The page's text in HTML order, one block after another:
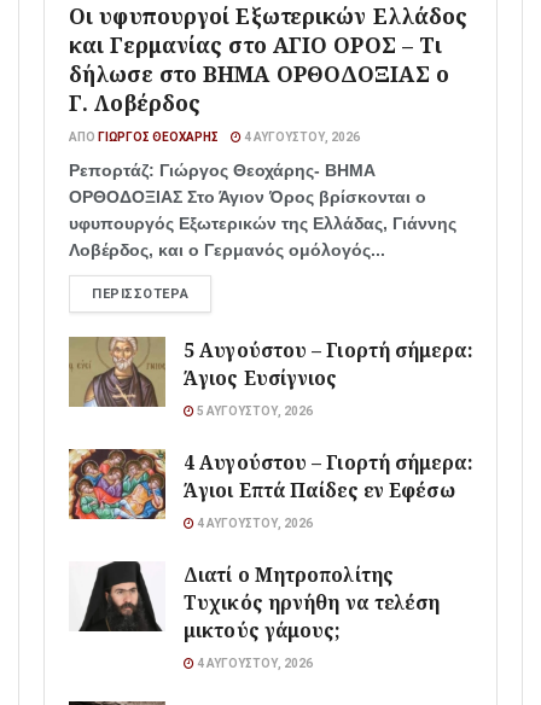
Οι υφυπουργοί Εξωτερικών Ελλάδος
και Γερμανίας στο ΑΓΙΟ ΟΡΟΣ – Τι
δήλωσε στο ΒΗΜΑ ΟΡΘΟΔΟΞΙΑΣ ο
Γ. Λοβέρδος
ΑΠΌ ΓΙΏΡΓΟΣ ΘΕΟΧΆΡΗΣ 4 ΑΥΓΟΎΣΤΟΥ, 2026
Ρεπορτάζ: Γιώργος Θεοχάρης- ΒΗΜΑ
ΟΡΘΟΔΟΞΙΑΣ Στο Άγιον Όρος βρίσκονται ο
υφυπουργός Εξωτερικών της Ελλάδας, Γιάννης
Λοβέρδος, και ο Γερμανός ομόλογός...
ΠΕΡΙΣΣΌΤΕΡΑ
5 Αυγούστου – Γιορτή σήμερα:
Άγιος Ευσίγνιος
5 ΑΥΓΟΎΣΤΟΥ, 2026
4 Αυγούστου – Γιορτή σήμερα:
Άγιοι Επτά Παίδες εν Εφέσω
4 ΑΥΓΟΎΣΤΟΥ, 2026
Διατί ο Μητροπολίτης
Τυχικός ηρνήθη να τελέση
μικτούς γάμους;
4 ΑΥΓΟΎΣΤΟΥ, 2026